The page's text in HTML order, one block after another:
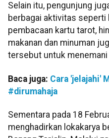
Selain itu, pengunjung
berbagai aktivitas seperti
pembacaan kartu tarot,
makanan dan minuman
tersebut untuk
Baca juga: Cara 'jelajahi'
#dirumahaja
Sementara pada 18
menghadirkan lokakarya